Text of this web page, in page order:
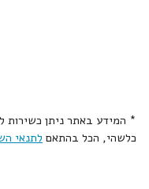
* המידע באתר ניתן כשירות
כלשהי, הכל בהתאם לתנאי